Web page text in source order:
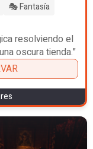
🎭 Fantasía
resolviendo el
oscura tienda."